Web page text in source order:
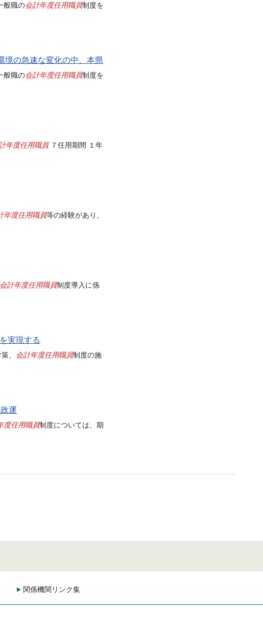
般職の会計年度任用職員制度を
境の急速な変化の中、本県
般職の会計年度任用職員制度を
年度任用職員７任用期間 １年
年度任用職員等の経験があり、
会計年度任用職員制度導入に係
実現する
、 会計年度任用職員制度の施
運
度任用職員制度については、期
関係機関リンク集